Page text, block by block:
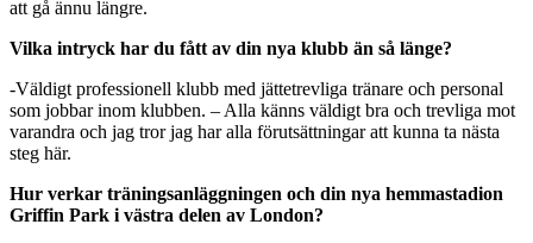
att gå ännu längre.
Vilka intryck har du fått av din nya klubb än så länge?
-Väldigt professionell klubb med jättetrevliga tränare och personal
som jobbar inom klubben. – Alla känns väldigt bra och trevliga mot
varandra och jag tror jag har alla förutsättningar att kunna ta nästa
steg här.
Hur verkar träningsanläggningen och din nya hemmastadion
Griffin Park i västra delen av London?